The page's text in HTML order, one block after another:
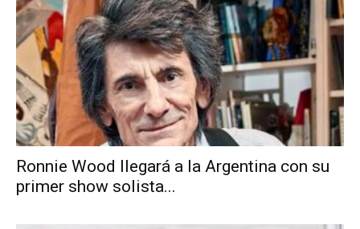
Ronnie Wood llegará a la Argentina con su
primer show solista...